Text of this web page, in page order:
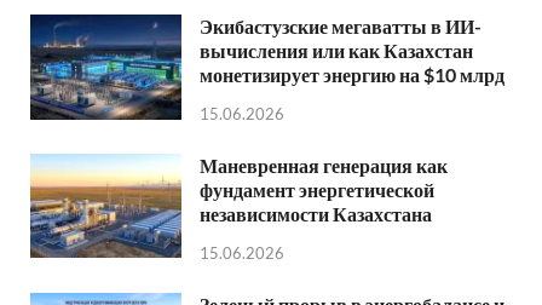
Экибастузские мегаватты в ИИ-
вычисления или как Казахстан
монетизирует энергию на $10 млрд
15.06.2026
Маневренная генерация как
фундамент энергетической
независимости Казахстана
15.06.2026